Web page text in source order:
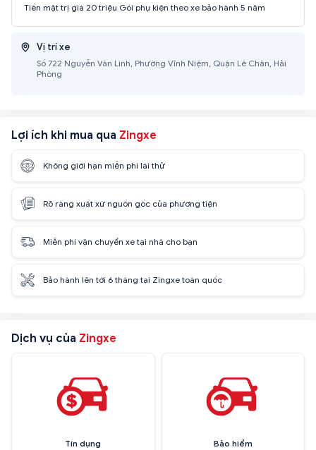
Tiền mặt trị giá 20 triệu Gói phụ kiện theo xe bảo hành 5 năm
Vị trí xe
Số 722 Nguyễn Văn Linh, Phường Vĩnh Niệm, Quận Lê Chân, Hải
Phòng
Lợi ích khi mua qua Zingxe
Không giới hạn miễn phí lái thử
Rõ ràng xuất xứ nguồn gốc của phương tiện
Miễn phí vận chuyển xe tại nhà cho bạn
Bảo hành lên tới 6 tháng tại Zingxe toàn quốc
Dịch vụ của Zingxe
Tín dụng
Bảo hiểm